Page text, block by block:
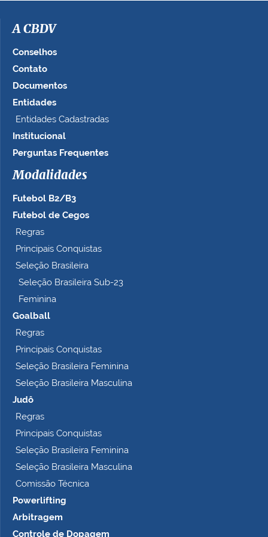
a
e
o
t
a
n
o
o
m
e
t
A CBDV
Conselhos
Contato
Documentos
Entidades
Entidades Cadastradas
Institucional
Perguntas Frequentes
Modalidades
Futebol B2/B3
Futebol de Cegos
Regras
Principais Conquistas
Seleção Brasileira
Seleção Brasileira Sub-23
Feminina
Goalball
Regras
Principais Conquistas
Seleção Brasileira Feminina
Seleção Brasileira Masculina
Judô
Regras
Principais Conquistas
Seleção Brasileira Feminina
Seleção Brasileira Masculina
Comissão Técnica
Powerlifting
Arbitragem
Controle de Dopagem